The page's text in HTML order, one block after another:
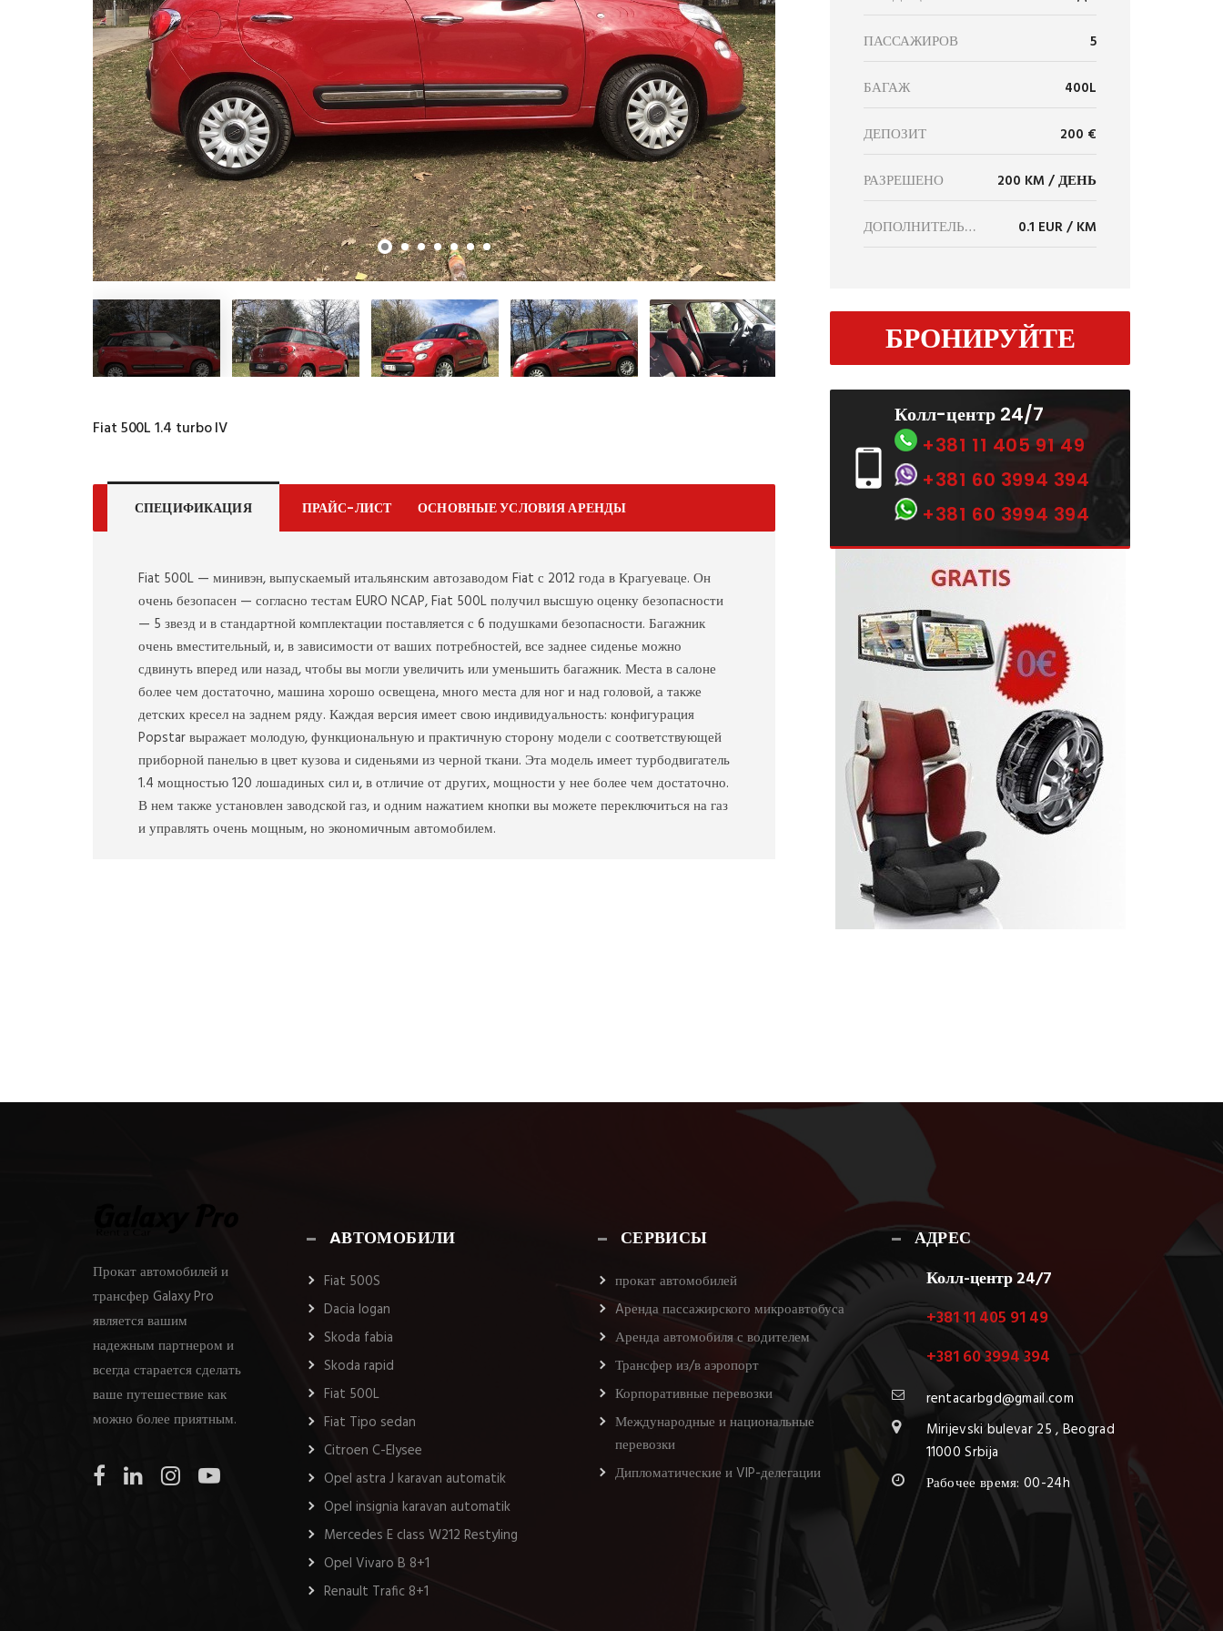
Fiat 500L 1.4 turbo IV
СПЕЦИФИКАЦИЯ ПРАЙС-ЛИСТ ОСНОВНЫЕ УСЛОВИЯ АРЕНДЫ
Fiat 500L — минивэн, выпускаемый итальянским автозаводом Fiat с 2012 года в Крагуеваце. Он
очень безопасен — согласно тестам EURO NCAP, Fiat 500L получил высшую оценку безопасности
— 5 звезд и в стандартной комплектации поставляется с 6 подушками безопасности. Багажник
очень вместительный, и, в зависимости от ваших потребностей, все заднее сиденье можно
сдвинуть вперед или назад, чтобы вы могли увеличить или уменьшить багажник. Места в салоне
более чем достаточно, машина хорошо освещена, много места для ног и над головой, а также
детских кресел на заднем ряду. Каждая версия имеет свою индивидуальность: конфигурация
Popstar выражает молодую, функциональную и практичную сторону модели с соответствующей
приборной панелью в цвет кузова и сиденьями из черной ткани. Эта модель имеет турбодвигатель
1.4 мощностью 120 лошадиных сил и, в отличие от других, мощности у нее более чем достаточно.
В нем также установлен заводской газ, и одним нажатием кнопки вы можете переключиться на газ
и управлять очень мощным, но экономичным автомобилем.
ПАССАЖИРОВ 5
БАГАЖ 400L
ДЕПОЗИТ 200 €
РАЗРЕШЕНО 200 KM / ДЕНЬ
ДОПОЛНИТЕЛЬНЫЕ КМ 0.1 EUR / KM
БРОНИРУЙТЕ
Колл-центр 24/7
+381 11 405 91 49
+381 60 3994 394
+381 60 3994 394
Прокат автомобилей и
трансфер Galaxy Pro
является вашим
надежным партнером и
всегда старается сделать
ваше путешествие как
можно более приятным.
AВТОМОБИЛИ
Fiat 500S
Dacia logan
Skoda fabia
Skoda rapid
Fiat 500L
Fiat Tipo sedan
Citroen C-Elysee
Opel astra J karavan automatik
Opel insignia karavan automatik
Mercedes E class W212 Restyling
Opel Vivaro B 8+1
Renault Trafic 8+1
СЕРВИСЫ
прокат автомобилей
Aренда пассажирского микроавтобуса
Аренда автомобиля с водителем
Трансфер из/в аэропорт
Корпоративные перевозки
Международные и национальные
перевозки
Дипломатические и VIP-делегации
АДРЕС
Колл-центр 24/7
+381 11 405 91 49
+381 60 3994 394
rentacarbgd@gmail.com
Mirijevski bulevar 25 , Beograd
11000 Srbija
Рабочее время: 00-24h